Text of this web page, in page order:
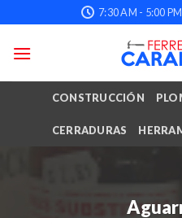
to
content
7:30 AM - 5:00 PM
CONSTRUCCIÓN
CERRADURAS